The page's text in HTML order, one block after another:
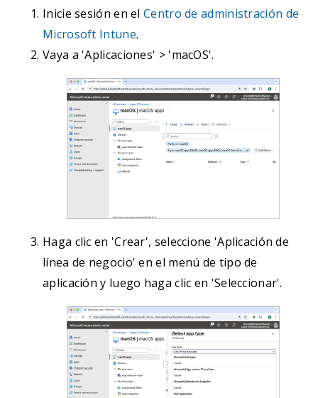
Inicie sesión en elCentro de administración de
Microsoft Intune.
Vaya a 'Aplicaciones' > 'macOS'.
Haga clic en 'Crear', seleccione 'Aplicación de
línea de negocio' en el menú de tipo de
aplicación y luego haga clic en 'Seleccionar'.